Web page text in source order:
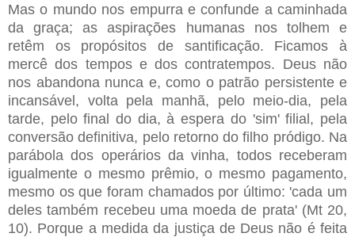
Mas o mundo nos empurra e confunde a caminhada
da graça; as aspirações humanas nos tolhem e
retêm os propósitos de santificação. Ficamos à
mercê dos tempos e dos contratempos. Deus não
nos abandona nunca e, como o patrão persistente e
incansável, volta pela manhã, pelo meio-dia, pela
tarde, pelo final do dia, à espera do 'sim' filial, pela
conversão definitiva, pelo retorno do filho pródigo. Na
parábola dos operários da vinha, todos receberam
igualmente o mesmo prêmio, o mesmo pagamento,
mesmo os que foram chamados por último: 'cada um
deles também recebeu uma moeda de prata' (Mt 20,
10). Porque a medida da justiça de Deus não é feita